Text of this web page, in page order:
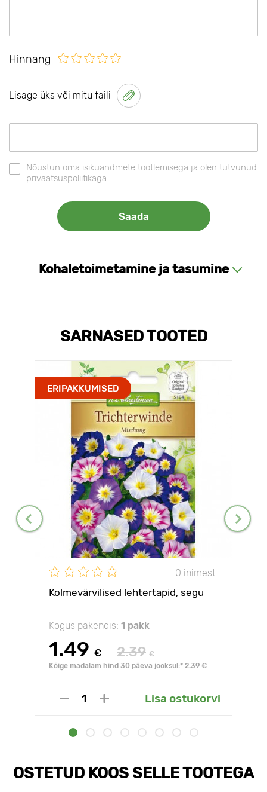
Hinnang
Lisage üks või mitu faili
Nõustun oma isikuandmete töötlemisega ja olen tutvunud
privaatsuspoliitikaga.
Kohaletoimetamine ja tasumine
SARNASED TOOTED
ERIPAKKUMISED
0 inimest
Kolmevärvilised lehtertapid, segu
Kogus pakendis: 1 pakk
1.49 € 2.39 €
Kõige madalam hind 30 päeva jooksul:* 2.39 €
Lisa ostukorvi
OSTETUD KOOS SELLE TOOTEGA